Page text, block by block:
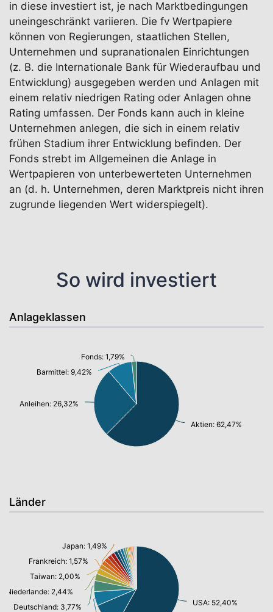
in diese investiert ist, je nach Marktbedingungen
uneingeschränkt variieren. Die fv Wertpapiere
können von Regierungen, staatlichen Stellen,
Unternehmen und supranationalen Einrichtungen
(z. B. die Internationale Bank für Wiederaufbau und
Entwicklung) ausgegeben werden und Anlagen mit
einem relativ niedrigen Rating oder Anlagen ohne
Rating umfassen. Der Fonds kann auch in kleine
Unternehmen anlegen, die sich in einem relativ
frühen Stadium ihrer Entwicklung befinden. Der
Fonds strebt im Allgemeinen die Anlage in
Wertpapieren von unterbewerteten Unternehmen
an (d. h. Unternehmen, deren Marktpreis nicht ihren
zugrunde liegenden Wert widerspiegelt).
So wird investiert
Anlageklassen
Aktien: 62,47%
Anleihen: 26,32%
Barmittel: 9,42%
Fonds: 1,79%
Länder
USA: 52,40%
Deutschland: 3,77%
Niederlande: 2,44%
Taiwan: 2,00%
Frankreich: 1,57%
Japan: 1,49%